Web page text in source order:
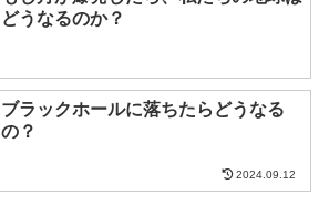
どうなるのか？
ブラックホールに落ちたらどうなる
の？
2024.09.12